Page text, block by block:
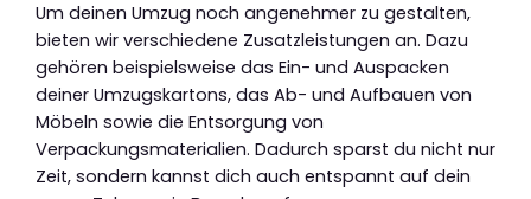
Um deinen Umzug noch angenehmer zu gestalten,
bieten wir verschiedene Zusatzleistungen an. Dazu
gehören beispielsweise das Ein- und Auspacken
deiner Umzugskartons, das Ab- und Aufbauen von
Möbeln sowie die Entsorgung von
Verpackungsmaterialien. Dadurch sparst du nicht nur
Zeit, sondern kannst dich auch entspannt auf dein